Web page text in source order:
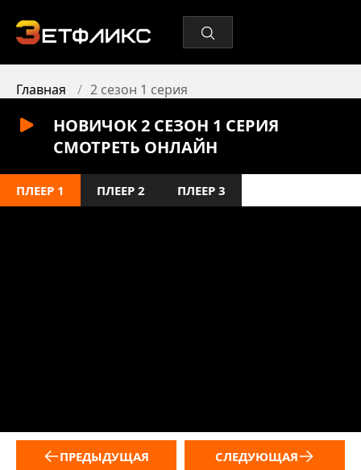
Главная 2 сезон 1 серия
НОВИЧОК 2 СЕЗОН 1 СЕРИЯ
СМОТРЕТЬ ОНЛАЙН
ПЛЕЕР 1 ПЛЕЕР 2 ПЛЕЕР 3
ПРЕДЫДУЩАЯ СЛЕДУЮЩАЯ